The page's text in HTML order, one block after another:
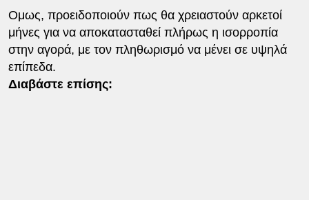
Ομως, προειδοποιούν πως θα χρειαστούν αρκετοί
μήνες για να αποκατασταθεί πλήρως η ισορροπία
στην αγορά, με τον πληθωρισμό να μένει σε υψηλά
επίπεδα.
Διαβάστε επίσης: